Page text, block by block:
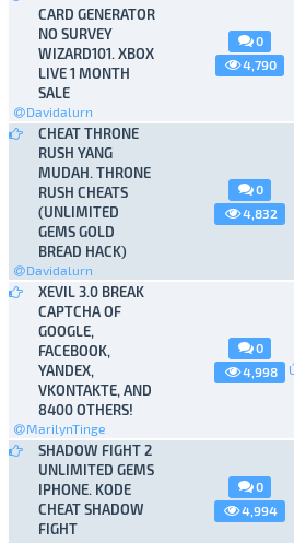
CARD GENERATOR
NO SURVEY
WIZARD101. XBOX
LIVE 1 MONTH
SALE
Davidalurn
0
4,790
CHEAT THRONE
RUSH YANG
MUDAH. THRONE
RUSH CHEATS
(UNLIMITED
GEMS GOLD
BREAD HACK)
Davidalurn
0
4,832
XEVIL 3.0 BREAK
CAPTCHA OF
GOOGLE,
FACEBOOK,
YANDEX,
VKONTAKTE, AND
8400 OTHERS!
MarilynTinge
0
4,998
SHADOW FIGHT 2
UNLIMITED GEMS
IPHONE. KODE
CHEAT SHADOW
FIGHT
0
4,994